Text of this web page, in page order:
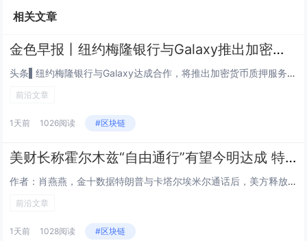
相关文章
金色早报丨纽约梅隆银行与Galaxy推出加密质押服务 三星拟向手机添加原生稳定币功能
头条▌纽约梅隆银行与Galaxy达成合作，将推出加密货币质押服务8月4日，Galaxy Digital 宣布与纽约梅隆银...
前沿文章
1天前 1026阅读 #区块链
美财长称霍尔木兹“自由通行”有望今明达成 特朗普与卡塔尔埃米尔通话促降级
作者：肖燕燕，金十数据特朗普与卡塔尔埃米尔通话后，美方释放积极信号。贝森特称，美伊可能很快达成协议，开放霍尔木兹海峡并恢...
前沿文章
1天前 1028阅读 #区块链